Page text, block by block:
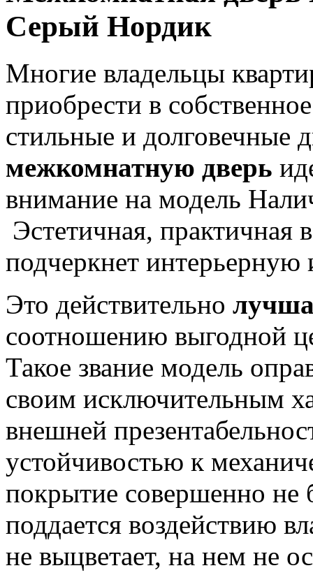
Серый Нордик
Многие владельцы
приобрести в
стильные и долговечные
межкомнатную дверь
внимание на модель
Эстетичная, практичная
подчеркнет
Это действительно
соотношению выгодной
Такое звание модель
своим исключительным
внешней
устойчивостью к
покрытие совершенно не
поддается воздействию
не выцветает, на нем не